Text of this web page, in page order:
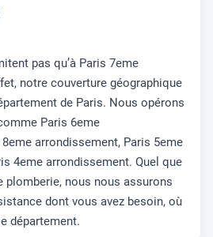
pas qu’à Paris 7eme
notre couverture géographique
de Paris. Nous opérons
Paris 6eme
arrondissement, Paris 5eme
4eme arrondissement. Quel que
plomberie, nous nous assurons
dont vous avez besoin, où
département.